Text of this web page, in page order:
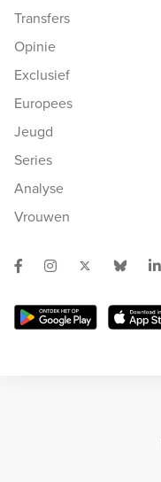
Transfers
Opinie
Exclusief
Europees
Jeugd
Series
Analyse
Vrouwen